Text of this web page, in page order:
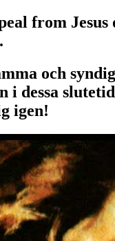
from Jesus
och
i dessa
igen!